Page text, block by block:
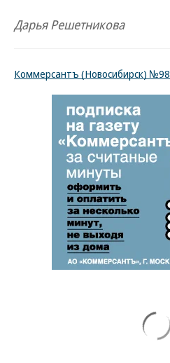
Дарья Решетникова
Коммерсантъ (Новосибирск) №98